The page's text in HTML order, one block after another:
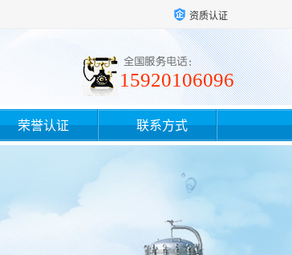
资质认证
15920106096
荣誉认证 联系方式